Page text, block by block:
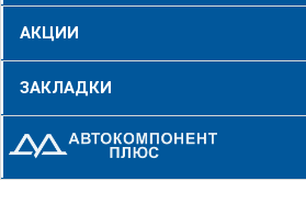
АКЦИИ
ЗАКЛАДКИ